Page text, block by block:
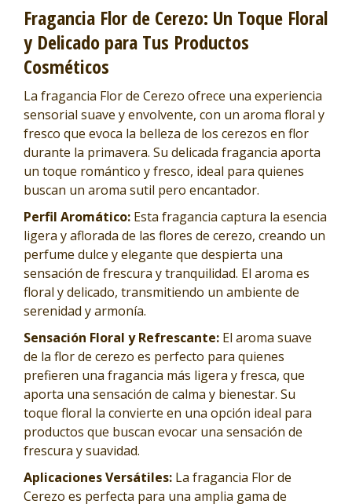
Fragancia Flor de Cerezo: Un Toque Floral
y Delicado para Tus Productos
Cosméticos
La fragancia Flor de Cerezo ofrece una experiencia
sensorial suave y envolvente, con un aroma floral y
fresco que evoca la belleza de los cerezos en flor
durante la primavera. Su delicada fragancia aporta
un toque romántico y fresco, ideal para quienes
buscan un aroma sutil pero encantador.
Perfil Aromático: Esta fragancia captura la esencia
ligera y aflorada de las flores de cerezo, creando un
perfume dulce y elegante que despierta una
sensación de frescura y tranquilidad. El aroma es
floral y delicado, transmitiendo un ambiente de
serenidad y armonía.
Sensación Floral y Refrescante: El aroma suave
de la flor de cerezo es perfecto para quienes
prefieren una fragancia más ligera y fresca, que
aporta una sensación de calma y bienestar. Su
toque floral la convierte en una opción ideal para
productos que buscan evocar una sensación de
frescura y suavidad.
Aplicaciones Versátiles: La fragancia Flor de
Cerezo es perfecta para una amplia gama de